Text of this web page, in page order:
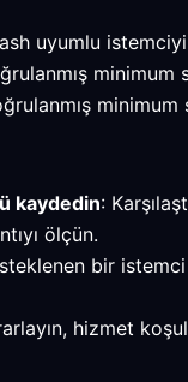
uyumlu
kaydedin:
ölçün.
bir
hizmet